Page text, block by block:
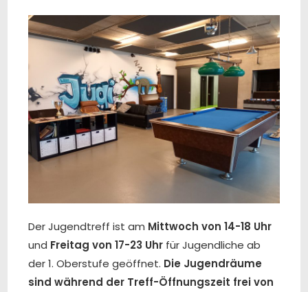
Der Jugendtreff ist am Mittwoch von 14-18 Uhr
und Freitag von 17-23 Uhr für Jugendliche ab
der 1. Oberstufe geöffnet. Die Jugendräume
sind während der Treff-Öffnungszeit frei von